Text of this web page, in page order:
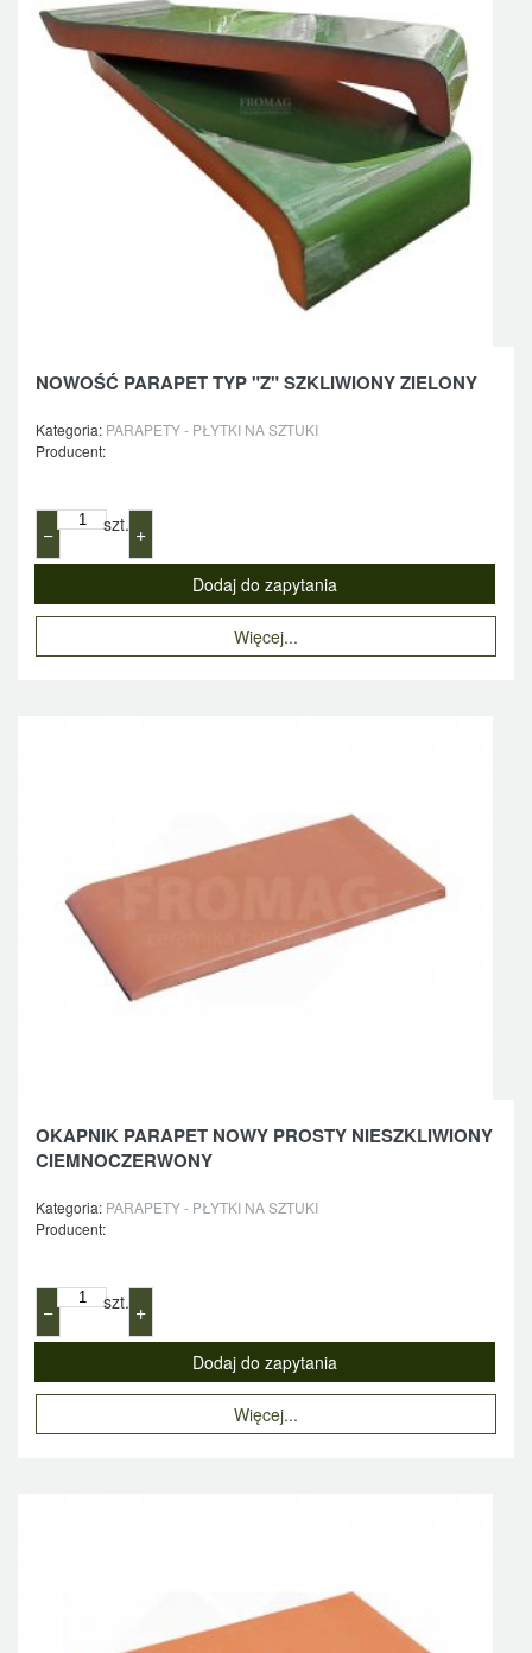
NOWOŚĆ PARAPET TYP "Z" SZKLIWIONY ZIELONY
Kategoria: PARAPETY - PŁYTKI NA SZTUKI
Producent:
− szt. +
Więcej...
OKAPNIK PARAPET NOWY PROSTY NIESZKLIWIONY
CIEMNOCZERWONY
Kategoria: PARAPETY - PŁYTKI NA SZTUKI
Producent:
− szt. +
Więcej...